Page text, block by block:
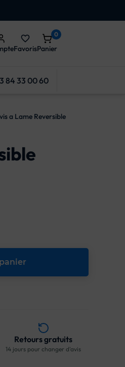
Panier
0
favorite_border
Favoris
84 33 00 60
a Lame Reversible
Retours gratuits
14 jours pour changer d'avis